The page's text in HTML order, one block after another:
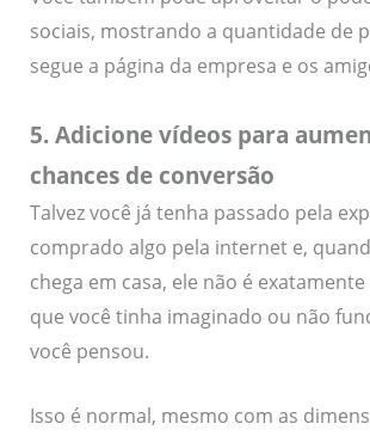
sociais, mostrando a quantidade de
segue a página da empresa e os
5. Adicione vídeos para
chances de conversão
Talvez você já tenha passado pela
comprado algo pela internet e,
chega em casa, ele não é
que você tinha imaginado ou não
você pensou.
Isso é normal, mesmo com as